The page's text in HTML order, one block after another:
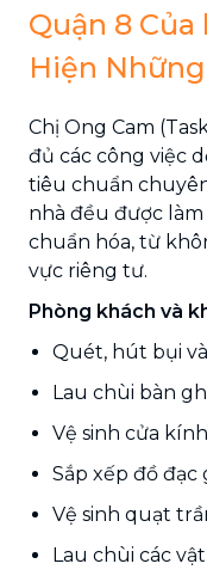
Quận 8 Của
Hiện
Chị Ong Cam
đủ các công việc
tiêu chuẩn
nhà đều được
chuẩn hóa, từ
vực riêng tư.
Phòng khách và
Quét, hút bụi
Lau chùi bàn
Vệ sinh cửa
Sắp xếp đồ đạc
Vệ sinh quạt
Lau chùi các